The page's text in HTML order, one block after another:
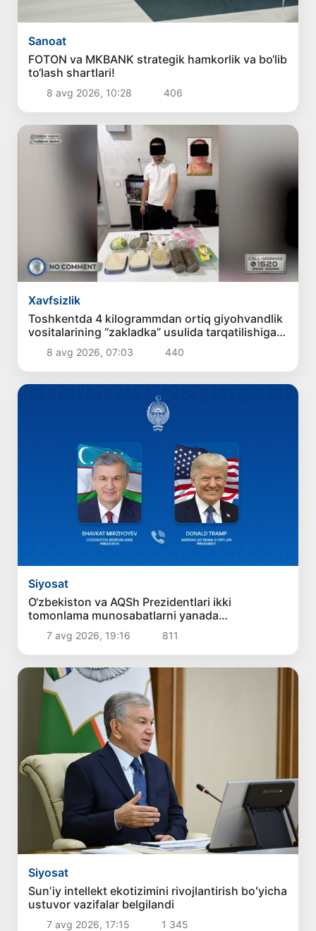
Sanoat
FOTON va MKBANK strategik hamkorlik va bo‘lib
to‘lash shartlari!
8 avg 2026, 10:28 406
Xavfsizlik
Toshkentda 4 kilogrammdan ortiq giyohvandlik
vositalarining “zakladka” usulida tarqatilishiga
chek qoʻyildi
8 avg 2026, 07:03 440
Siyosat
O‘zbekiston va AQSh Prezidentlari ikki
tomonlama munosabatlarni yanada
mustahkamlash istiqbollarini muhokama qildilar
7 avg 2026, 19:16 811
Siyosat
Sunʼiy intellekt ekotizimini rivojlantirish boʻyicha
ustuvor vazifalar belgilandi
7 avg 2026, 17:15 1 345